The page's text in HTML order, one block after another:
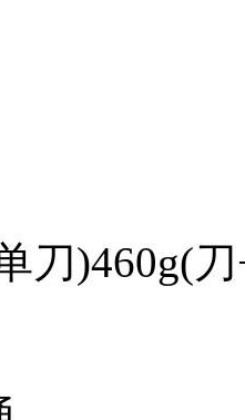
刀)460g(